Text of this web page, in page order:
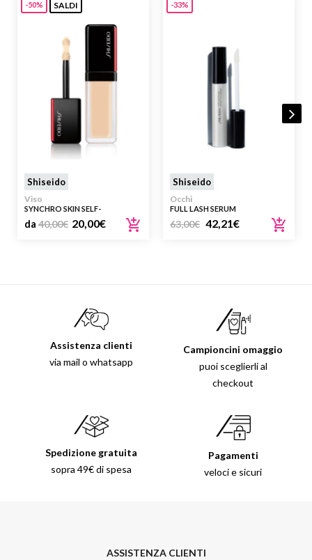
-50% SALDI
Shiseido
Viso
SYNCHRO SKIN SELF-
REFRESHING CONCEALER
da 40,00€ 20,00€
-33%
Shiseido
Occhi
FULL LASH SERUM
63,00€ 42,21€
Assistenza clienti
via mail o whatsapp
Campioncini omaggio
puoi sceglierli al
checkout
Spedizione gratuita
sopra 49€ di spesa
Pagamenti
veloci e sicuri
ASSISTENZA CLIENTI